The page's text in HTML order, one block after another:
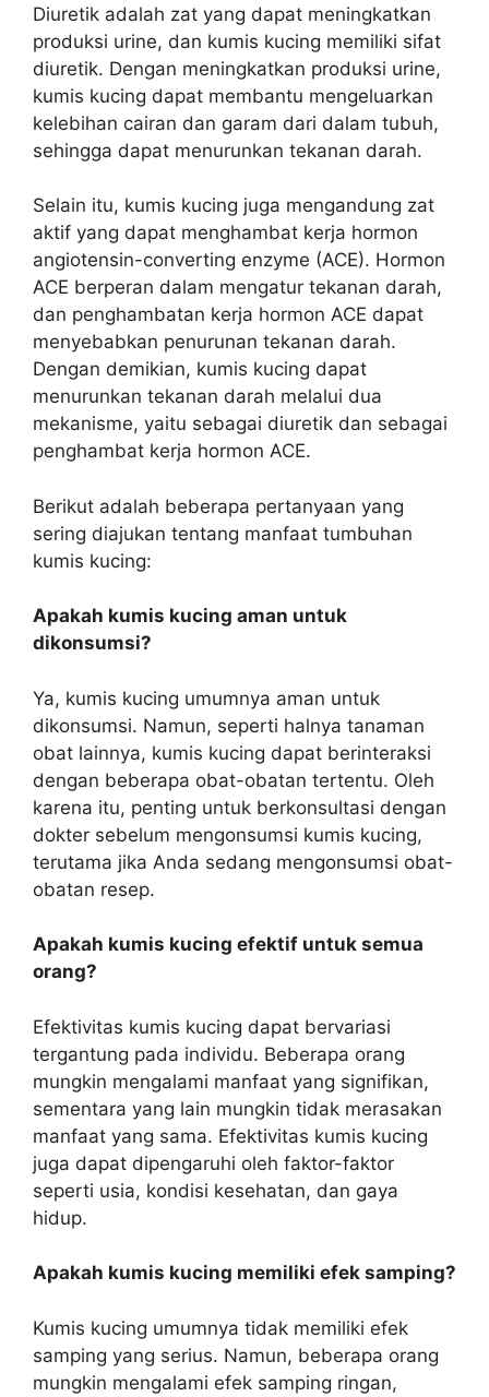
Diuretik adalah zat yang dapat meningkatkan
produksi urine, dan kumis kucing memiliki sifat
diuretik. Dengan meningkatkan produksi urine,
kumis kucing dapat membantu mengeluarkan
kelebihan cairan dan garam dari dalam tubuh,
sehingga dapat menurunkan tekanan darah.
Selain itu, kumis kucing juga mengandung zat
aktif yang dapat menghambat kerja hormon
angiotensin-converting enzyme (ACE). Hormon
ACE berperan dalam mengatur tekanan darah,
dan penghambatan kerja hormon ACE dapat
menyebabkan penurunan tekanan darah.
Dengan demikian, kumis kucing dapat
menurunkan tekanan darah melalui dua
mekanisme, yaitu sebagai diuretik dan sebagai
penghambat kerja hormon ACE.
Berikut adalah beberapa pertanyaan yang
sering diajukan tentang manfaat tumbuhan
kumis kucing:
Apakah kumis kucing aman untuk
dikonsumsi?
Ya, kumis kucing umumnya aman untuk
dikonsumsi. Namun, seperti halnya tanaman
obat lainnya, kumis kucing dapat berinteraksi
dengan beberapa obat-obatan tertentu. Oleh
karena itu, penting untuk berkonsultasi dengan
dokter sebelum mengonsumsi kumis kucing,
terutama jika Anda sedang mengonsumsi obat-
obatan resep.
Apakah kumis kucing efektif untuk semua
orang?
Efektivitas kumis kucing dapat bervariasi
tergantung pada individu. Beberapa orang
mungkin mengalami manfaat yang signifikan,
sementara yang lain mungkin tidak merasakan
manfaat yang sama. Efektivitas kumis kucing
juga dapat dipengaruhi oleh faktor-faktor
seperti usia, kondisi kesehatan, dan gaya
hidup.
Apakah kumis kucing memiliki efek samping?
Kumis kucing umumnya tidak memiliki efek
samping yang serius. Namun, beberapa orang
mungkin mengalami efek samping ringan,